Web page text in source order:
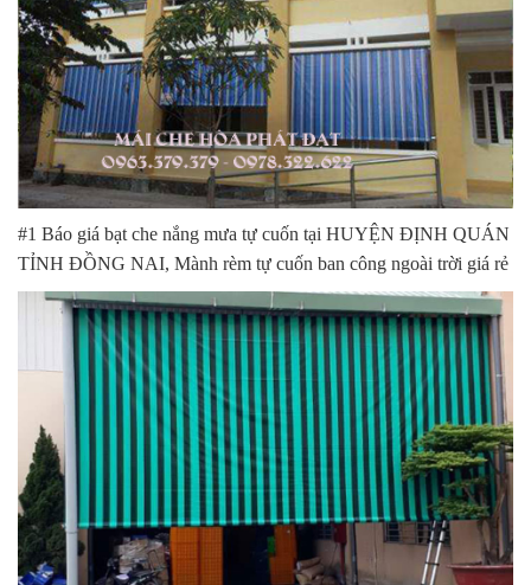
#1 Báo giá bạt che nắng mưa tự cuốn tại HUYỆN ĐỊNH QUÁN
TỈNH ĐỒNG NAI, Mành rèm tự cuốn ban công ngoài trời giá rẻ